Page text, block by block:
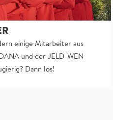
einige Mitarbeiter aus
und der JELD-WEN
Dann los!